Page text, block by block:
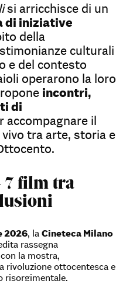
si arricchisce di un
di iniziative
della
culturali
e del contesto
operarono la loro
incontri,
di
accompagnare il
tra arte, storia e
7 film tra
2026, la Cineteca Milano
rassegna
la mostra,
rivoluzione ottocentesca e
risorgimentale.